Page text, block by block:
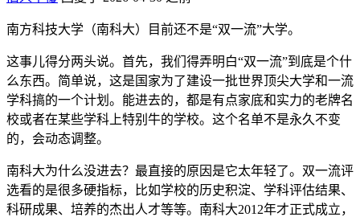
南方科技大学（南科大）目前还不是“双一流”大学。
这事儿得分两头说。首先，我们得弄明白“双一流”到底是个什
么东西。简单说，这是国家为了建设一批世界顶尖大学和一流
学科搞的一个计划。能进去的，都是有点家底和实力的老牌名
校或者在某些学科上特别牛的学校。这个名单不是永久不变
的，会动态调整。
南科大为什么没进去？最直接的原因是它太年轻了。双一流评
选看的是很多硬指标，比如学校的历史积淀、学科评估结果、
科研成果、培养的杰出人才等等。南科大2012年才正式成立，